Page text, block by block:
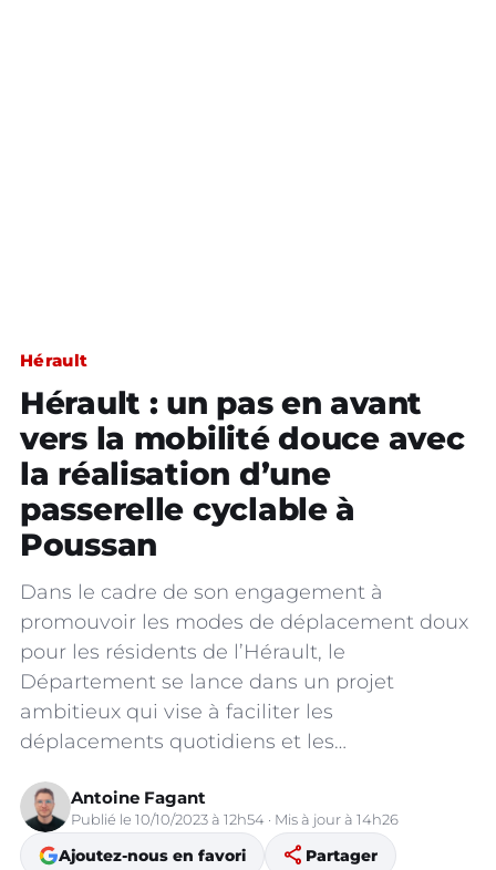
Hérault
Hérault : un pas en avant
vers la mobilité douce avec
la réalisation d’une
passerelle cyclable à
Poussan
Dans le cadre de son engagement à
promouvoir les modes de déplacement doux
pour les résidents de l’Hérault, le
Département se lance dans un projet
ambitieux qui vise à faciliter les
déplacements quotidiens et les…
Antoine Fagant
Publié le 10/10/2023 à 12h54 · Mis à jour à 14h26
Ajoutez-nous en favori share Partager